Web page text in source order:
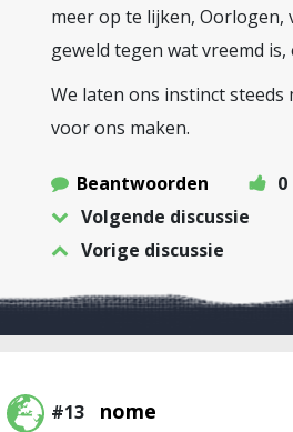
meer op te lijken, Oorlogen,
geweld tegen wat vreemd is,
We laten ons instinct steeds
voor ons maken.
Beantwoorden
0
Volgende discussie
Vorige discussie
#13 nome